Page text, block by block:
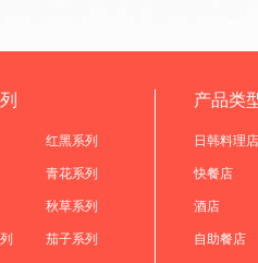
红黑系列
青花系列
秋草系列
茄子系列
产品类
日韩料理店
快餐店
酒店
自助餐店